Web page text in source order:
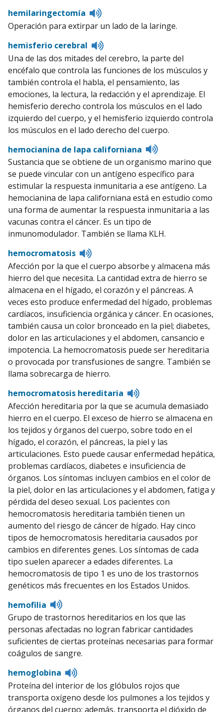
hemilaringectomía
Listen
pronunciation
Operación para extirpar un lado de la laringe.
hemisferio cerebral
Listen
to
pronunciation
Una de las dos mitades del cerebro, la parte del
encéfalo que controla las funciones de los músculos y
también controla el habla, el pensamiento, las
emociones, la lectura, la redacción y el aprendizaje. El
hemisferio derecho controla los músculos en el lado
izquierdo del cuerpo, y el hemisferio izquierdo controla
los músculos en el lado derecho del cuerpo.
hemocianina de lapa californiana
Listen
pronunciation
Sustancia que se obtiene de un organismo marino que
se puede vincular con un antígeno específico para
estimular la respuesta inmunitaria a ese antígeno. La
hemocianina de lapa californiana está en estudio como
una forma de aumentar la respuesta inmunitaria a las
vacunas contra el cáncer. Es un tipo de
inmunomodulador. También se llama KLH.
hemocromatosis
Listen
pronunciation
Afección por la que el cuerpo absorbe y almacena más
hierro del que necesita. La cantidad extra de hierro se
almacena en el hígado, el corazón y el páncreas. A
veces esto produce enfermedad del hígado, problemas
cardíacos, insuficiencia orgánica y cáncer. En ocasiones,
también causa un color bronceado en la piel; diabetes,
dolor en las articulaciones y el abdomen, cansancio e
impotencia. La hemocromatosis puede ser hereditaria
o provocada por transfusiones de sangre. También se
llama sobrecarga de hierro.
hemocromatosis hereditaria
Listen
pronunciation
Afección hereditaria por la que se acumula demasiado
hierro en el cuerpo. El exceso de hierro se almacena en
los tejidos y órganos del cuerpo, sobre todo en el
hígado, el corazón, el páncreas, la piel y las
articulaciones. Esto puede causar enfermedad hepática,
problemas cardíacos, diabetes e insuficiencia de
órganos. Los síntomas incluyen cambios en el color de
la piel, dolor en las articulaciones y el abdomen, fatiga y
pérdida del deseo sexual. Los pacientes con
hemocromatosis hereditaria también tienen un
aumento del riesgo de cáncer de hígado. Hay cinco
tipos de hemocromatosis hereditaria causados por
cambios en diferentes genes. Los síntomas de cada
tipo suelen aparecer a edades diferentes. La
hemocromatosis de tipo 1 es uno de los trastornos
genéticos más frecuentes en los Estados Unidos.
hemofilia
Listen
pronunciation
Grupo de trastornos hereditarios en los que las
personas afectadas no logran fabricar cantidades
suficientes de ciertas proteínas necesarias para formar
coágulos de sangre.
hemoglobina
Listen
pronunciation
Proteína del interior de los glóbulos rojos que
transporta oxígeno desde los pulmones a los tejidos y
órganos del cuerpo; además, transporta el dióxido de